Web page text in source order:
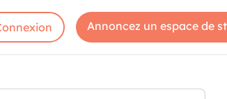
Annoncez un espace de